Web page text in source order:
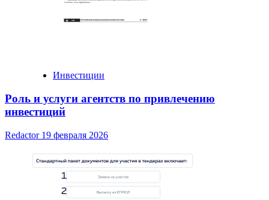
Инвестиции
Роль и услуги агентств по привлечению
инвестиций
Redactor 19 февраля 2026